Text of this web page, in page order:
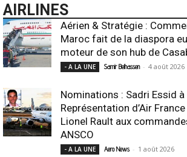
AIRLINES
Aérien & Stratégie :
Maroc fait de la diaspora
moteur de son hub de
- A LA UNE Samir Belhassen - 4 août 2026
Nominations : Sadri Essid
Représentation d’Air
Lionel Rault aux
ANSCO
- A LA UNE Aero News - 1 août 2026